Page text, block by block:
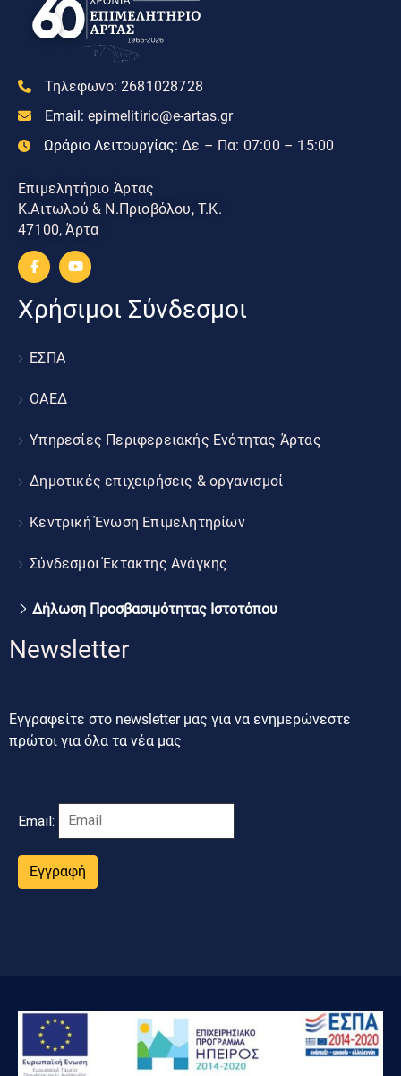
Τηλεφωνο: 2681028728
Email: epimelitirio@e-artas.gr
Ωράριο Λειτουργίας: Δε – Πα: 07:00 – 15:00
Επιμελητήριο Άρτας
Κ.Αιτωλού & Ν.Πριοβόλου, Τ.Κ.
47100, Άρτα
Χρήσιμοι Σύνδεσμοι
ΕΣΠΑ
ΟΑΕΔ
Υπηρεσίες Περιφερειακής Ενότητας Άρτας
Δημοτικές επιχειρήσεις & οργανισμοί
Κεντρική Ένωση Επιμελητηρίων
Σύνδεσμοι Έκτακτης Ανάγκης
Δήλωση Προσβασιμότητας Ιστοτόπου
Newsletter
Εγγραφείτε στο newsletter μας για να ενημερώνεστε
πρώτοι για όλα τα νέα μας
Email:
Εγγραφή